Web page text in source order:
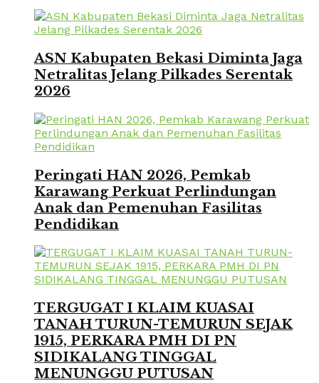
ASN Kabupaten Bekasi Diminta Jaga
Netralitas Jelang Pilkades Serentak
2026
Peringati HAN 2026, Pemkab
Karawang Perkuat Perlindungan
Anak dan Pemenuhan Fasilitas
Pendidikan
TERGUGAT I KLAIM KUASAI
TANAH TURUN-TEMURUN SEJAK
1915, PERKARA PMH DI PN
SIDIKALANG TINGGAL
MENUNGGU PUTUSAN